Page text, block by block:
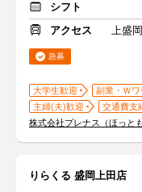
シフト
アクセス
上盛
急募
大学生歓迎 副業・Ｗワ
主婦(夫)歓迎
交通費支
株式会社プレナス（ほっと
りらくる 盛岡上田店